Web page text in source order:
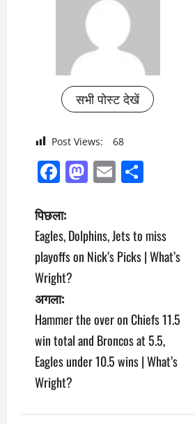
सभी पोस्ट देखें
Post Views: 68
Facebook
Mastodon
Email
पो
स्ट
ने
वि
गे
श
न
पिछला:
Eagles, Dolphins, Jets to miss
playoffs on Nick’s Picks | What’s
Wright?
अगला:
Hammer the over on Chiefs 11.5
win total and Broncos at 5.5,
Eagles under 10.5 wins | What’s
Wright?